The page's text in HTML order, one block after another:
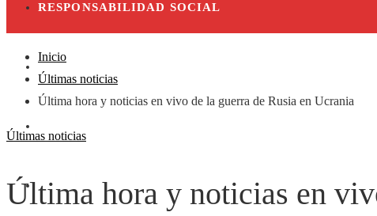
RESPONSABILIDAD SOCIAL
INVERSIONES Y NEGOCIOS
CIENCIA Y TECNOLOGÍA
Inicio
Últimas noticias
Última hora y noticias en vivo de la guerra de Rusia en Ucrania
Últimas noticias
Última hora y noticias en